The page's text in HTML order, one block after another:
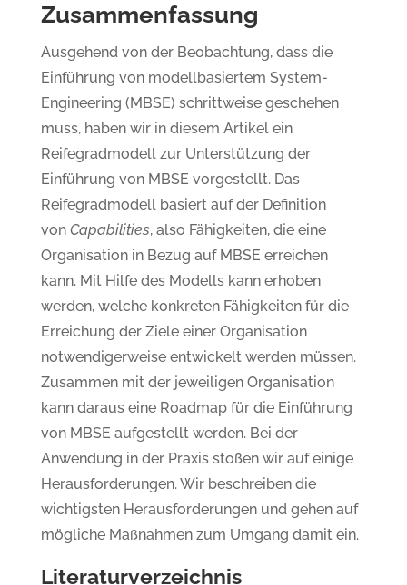
Zusammenfassung
Ausgehend von der Beobachtung, dass die
Einführung von modellbasiertem System-
Engineering (MBSE) schrittweise geschehen
muss, haben wir in diesem Artikel ein
Reifegradmodell zur Unterstützung der
Einführung von MBSE vorgestellt. Das
Reifegradmodell basiert auf der Definition
von Capabilities, also Fähigkeiten, die eine
Organisation in Bezug auf MBSE erreichen
kann. Mit Hilfe des Modells kann erhoben
werden, welche konkreten Fähigkeiten für die
Erreichung der Ziele einer Organisation
notwendigerweise entwickelt werden müssen.
Zusammen mit der jeweiligen Organisation
kann daraus eine Roadmap für die Einführung
von MBSE aufgestellt werden. Bei der
Anwendung in der Praxis stoßen wir auf einige
Herausforderungen. Wir beschreiben die
wichtigsten Herausforderungen und gehen auf
mögliche Maßnahmen zum Umgang damit ein.
Literaturverzeichnis